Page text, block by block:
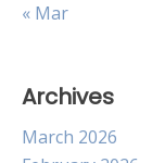
« Mar
Archives
March 2026